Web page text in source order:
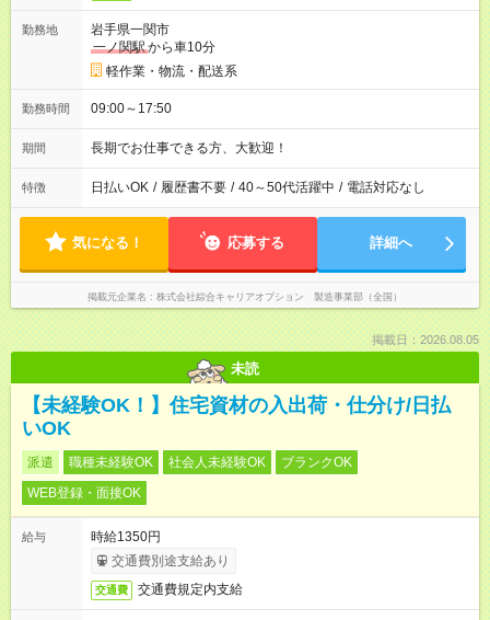
勤務地
岩手県一関市
一ノ関駅から車10分
軽作業・物流・配送系
勤務時間 09:00～17:50
期間 長期でお仕事できる方、大歓迎！
特徴 日払いOK / 履歴書不要 / 40～50代活躍中 / 電話対応なし
気になる！ 応募する 詳細へ
掲載元企業名 株式会社綜合キャリアオプション 製造事業部（全国）
掲載日：2026.08.05
未読
【未経験OK！】住宅資材の入出荷・仕分け/日払
いOK
派遣 職種未経験OK 社会人未経験OK
ブランクOK
WEB登録・面接OK
給与
時給1350円
交通費別途支給あり
交通費 交通費規定内支給